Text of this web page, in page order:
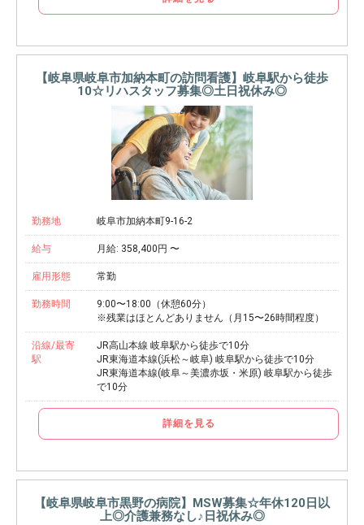
【岐阜県岐阜市加納本町の訪問看護】岐阜駅から徒歩
10☆リハスタッフ募集◎土日祝休み◎
勤務地 岐阜市加納本町9-16-2
給与 月給: 358,400円 〜
雇用形態 常勤
勤務時間
9:00〜18:00（休憩60分）
※残業はほとんどありません（月15〜26時間程度）
沿線/最寄
駅
JR高山本線 岐阜駅から徒歩で10分
JR東海道本線(浜松～岐阜) 岐阜駅から徒歩で10分
JR東海道本線(岐阜～美濃赤坂・米原) 岐阜駅から徒歩
で10分
詳細を見る
【岐阜県岐阜市黒野の病院】MSW募集☆年休120日以
上◎介護兼務なし♪日祝休み◎